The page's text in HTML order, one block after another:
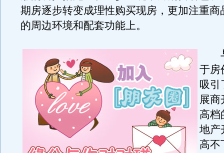
期房逐步转变成理性购买现房，更加注重商
的周边环境和配套功能上。
与
于房
吸引
展商
高档
地产
高不